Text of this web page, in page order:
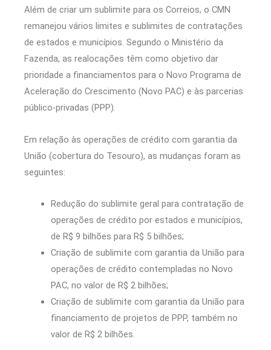
Além de criar um sublimite para os Correios, o CMN
remanejou vários limites e sublimites de contratações
de estados e municípios. Segundo o Ministério da
Fazenda, as realocações têm como objetivo dar
prioridade a financiamentos para o Novo Programa de
Aceleração do Crescimento (Novo PAC) e às parcerias
público-privadas (PPP).
Em relação às operações de crédito com garantia da
União (cobertura do Tesouro), as mudanças foram as
seguintes:
Redução do sublimite geral para contratação de
operações de crédito por estados e municípios,
de R$ 9 bilhões para R$ 5 bilhões;
Criação de sublimite com garantia da União para
operações de crédito contempladas no Novo
PAC, no valor de R$ 2 bilhões;
Criação de sublimite com garantia da União para
financiamento de projetos de PPP, também no
valor de R$ 2 bilhões.